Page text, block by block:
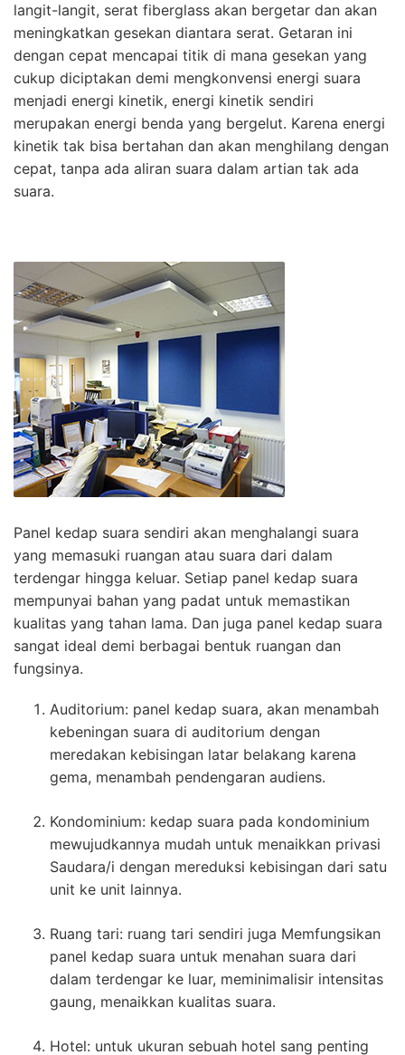
langit-langit, serat fiberglass akan bergetar dan akan
meningkatkan gesekan diantara serat. Getaran ini
dengan cepat mencapai titik di mana gesekan yang
cukup diciptakan demi mengkonvensi energi suara
menjadi energi kinetik, energi kinetik sendiri
merupakan energi benda yang bergelut. Karena energi
kinetik tak bisa bertahan dan akan menghilang dengan
cepat, tanpa ada aliran suara dalam artian tak ada
suara.
Panel kedap suara sendiri akan menghalangi suara
yang memasuki ruangan atau suara dari dalam
terdengar hingga keluar. Setiap panel kedap suara
mempunyai bahan yang padat untuk memastikan
kualitas yang tahan lama. Dan juga panel kedap suara
sangat ideal demi berbagai bentuk ruangan dan
fungsinya.
Auditorium: panel kedap suara, akan menambah
kebeningan suara di auditorium dengan
meredakan kebisingan latar belakang karena
gema, menambah pendengaran audiens.
Kondominium: kedap suara pada kondominium
mewujudkannya mudah untuk menaikkan privasi
Saudara/i dengan mereduksi kebisingan dari satu
unit ke unit lainnya.
Ruang tari: ruang tari sendiri juga Memfungsikan
panel kedap suara untuk menahan suara dari
dalam terdengar ke luar, meminimalisir intensitas
gaung, menaikkan kualitas suara.
Hotel: untuk ukuran sebuah hotel sang penting